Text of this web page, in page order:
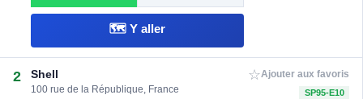
🗺️ Y aller
2 Shell
100 rue de la République, France
☆Ajouter aux favoris
SP95-E10